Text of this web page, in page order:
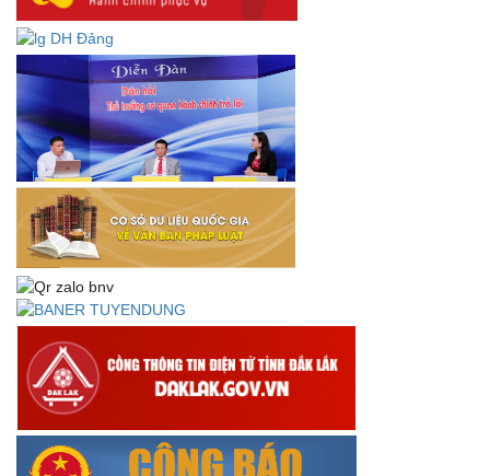
hợp liên ngành
Thông báo về việc tải biểu mẫu báo cáo kết quả 06 năm
thực hiện Nghị quyết số 18-NQ/TW và Nghị quyết số 19-
Thư chúc mừng của Bộ trưởng Bộ Nội vụ nhân dịp kỷ
niệm 78 năm Ngày thành lập Bộ Nội vụ, Ngày truyền
thống ngành Tổ chức nhà nước (28/8/1945-28/8/2023)
Thông báo về việc đăng tải Bộ câu hỏi và gợi ý trả lời Hội
thi dân vận khéo năm 2023